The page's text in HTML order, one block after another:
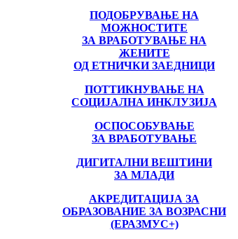
ПОДОБРУВАЊЕ НА
МОЖНОСТИТЕ
ЗА ВРАБОТУВАЊЕ НА
ЖЕНИТЕ
ОД ЕТНИЧКИ ЗАЕДНИЦИ
ПОТТИКНУВАЊЕ НА
СОЦИЈАЛНА ИНКЛУЗИЈА
ОСПОСОБУВАЊЕ
ЗА ВРАБОТУВАЊЕ
ДИГИТАЛНИ ВЕШТИНИ
ЗА МЛАДИ
АКРЕДИТАЦИЈА ЗА
ОБРАЗОВАНИЕ ЗА ВОЗРАСНИ
(ЕРАЗМУС+)